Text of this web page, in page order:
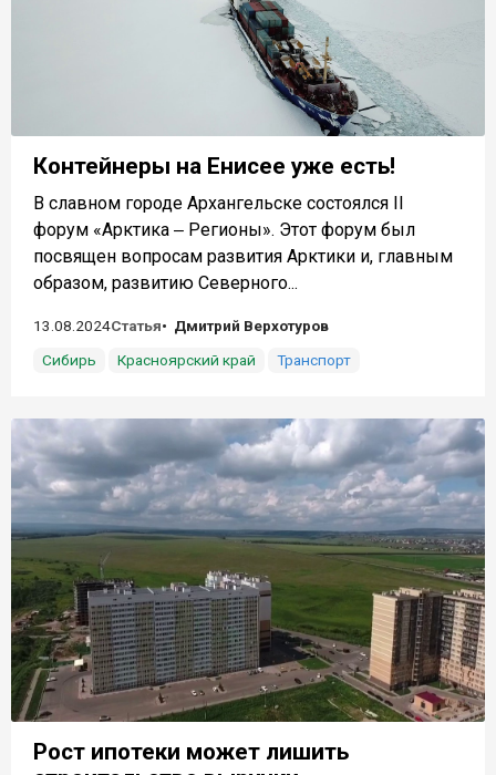
Контейнеры на Енисее уже есть!
В славном городе Архангельске состоялся II
форум «Арктика ‒ Регионы». Этот форум был
посвящен вопросам развития Арктики и, главным
образом, развитию Северного...
13.08.2024Статья
Дмитрий Верхотуров
Сибирь
Красноярский край Транспорт
Рост ипотеки может лишить